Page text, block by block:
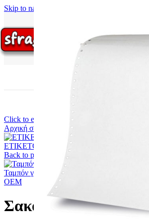
Skip to navigation
Click to enlarge
Αρχική σελίδα
Ετικέτες-Ετικετογράφοι
ΕΤΙΚΕΤΟΓΡΑΦΟΣ BLITZ C8 (26X12)
Back to products
Ταμπόν για ετικετογράφο MX-5500 EOS
OEM
Σακουλοκλείστης